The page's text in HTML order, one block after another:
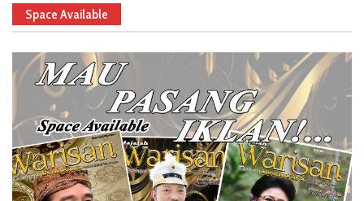
Space Available